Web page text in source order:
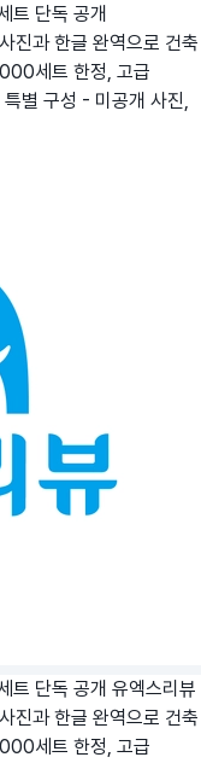
트 단독 공개
진과 한글 완역으로 건축
세트 한정, 고급
별 구성 - 미공개 사진,
트 단독 공개 유엑스리뷰
진과 한글 완역으로 건축
세트 한정, 고급